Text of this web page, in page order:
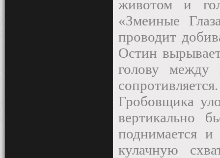
животом и
«Змеиные
проводит
Остин
голову
Гробовщика
вертикально
поднимается и
кулачную